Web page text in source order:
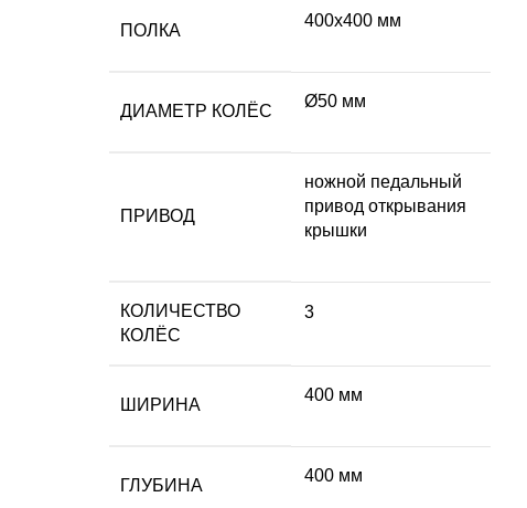
ПОЛКА
400х400 мм
ДИАМЕТР КОЛЁС
Ø50 мм
ПРИВОД
ножной педальный
привод открывания
крышки
КОЛИЧЕСТВО
КОЛЁС
3
ШИРИНА
400 мм
ГЛУБИНА
400 мм